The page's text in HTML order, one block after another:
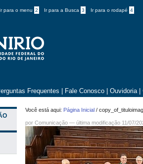
Ir para o menu 2 Ir para a Busca 3 Ir para o rodapé 4
Frequentes Fale Conosco Ouvidoria
Você está aqui: Página Inicial /
porComunicação —última modificação 11/07/